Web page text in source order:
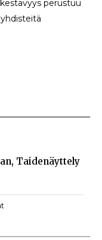
perustuu
Taidenäyttely